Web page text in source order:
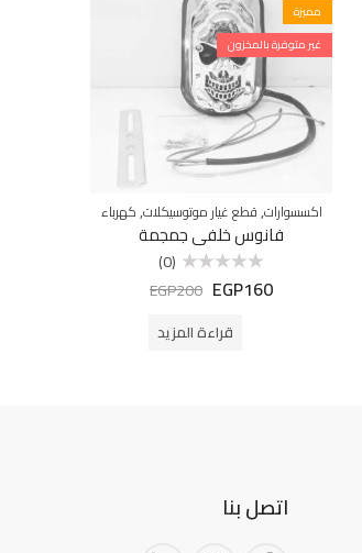
مميزة
غير متوفرة بالمخزون
اكسسوارات,قطع غيار موتوسيكلات,كهرباء
فانوس خلفى جمجمة
التقييم
(0)
EGP160
EGP200
قراءة المزيد
اتصل بنا